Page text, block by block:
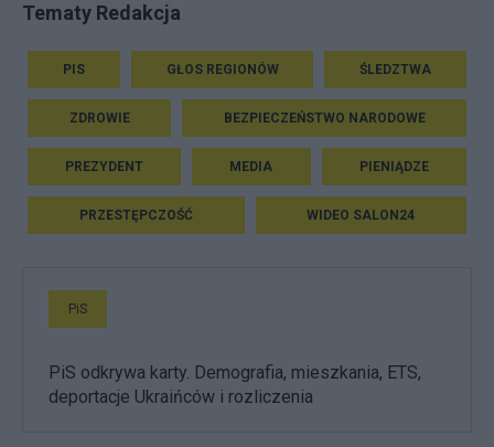
Tematy Redakcja
PIS GŁOS REGIONÓW ŚLEDZTWA
ZDROWIE BEZPIECZEŃSTWO NARODOWE
PREZYDENT MEDIA PIENIĄDZE
PRZESTĘPCZOŚĆ WIDEO SALON24
PiS
PiS odkrywa karty. Demografia, mieszkania, ETS,
deportacje Ukraińców i rozliczenia